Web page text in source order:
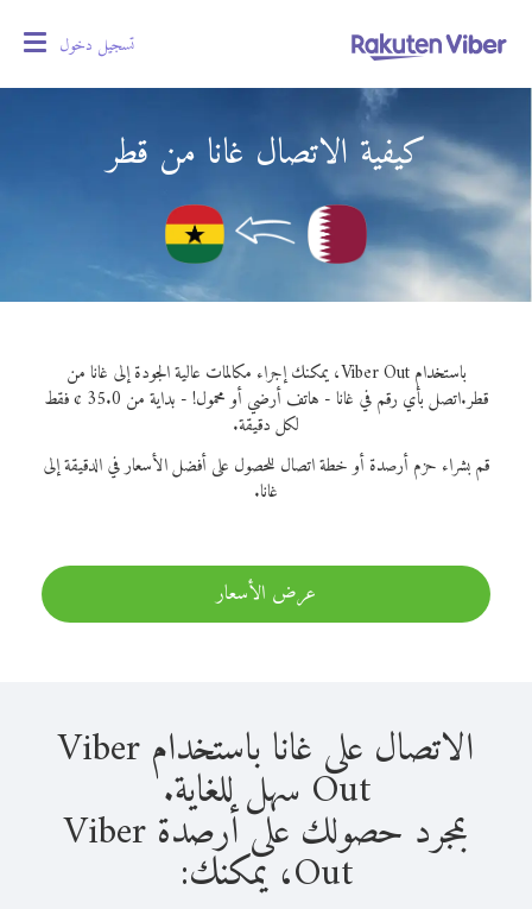
تسجيل دخول
كيفية الاتصال غانا من قطر
باستخدام Viber Out، يمكنك إجراء مكالمات عالية الجودة إلى غانا من
قطر.
اتصل بأي رقم في غانا - هاتف أرضي أو محمول! - بداية من 35.0 ¢ فقط
لكل دقيقة.
قم بشراء حزم أرصدة أو خطة اتصال للحصول على أفضل الأسعار في الدقيقة إلى
غانا.
عرض الأسعار
الاتصال على غانا باستخدام Viber
Out سهل للغاية.
بمجرد حصولك على أرصدة Viber
Out، يمكنك: